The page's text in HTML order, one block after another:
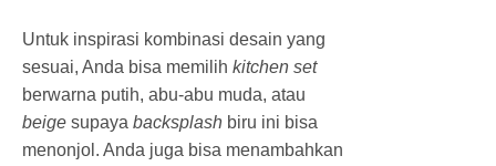
Untuk inspirasi kombinasi desain yang
sesuai, Anda bisa memilih kitchen set
berwarna putih, abu-abu muda, atau
beige supaya backsplash biru ini bisa
menonjol. Anda juga bisa menambahkan